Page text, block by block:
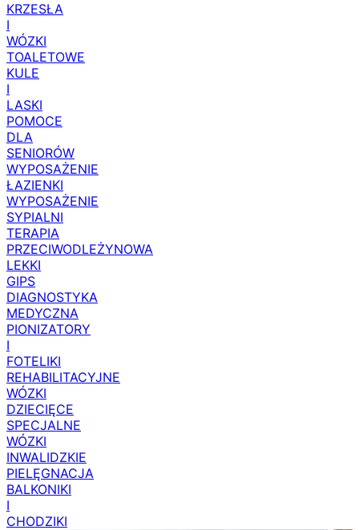
KRZESŁA
I
WÓZKI
TOALETOWE
KULE
I
LASKI
POMOCE
DLA
SENIORÓW
WYPOSAŻENIE
ŁAZIENKI
WYPOSAŻENIE
SYPIALNI
TERAPIA
PRZECIWODLEŻYNOWA
LEKKI
GIPS
DIAGNOSTYKA
MEDYCZNA
PIONIZATORY
I
FOTELIKI
REHABILITACYJNE
WÓZKI
DZIECIĘCE
SPECJALNE
WÓZKI
INWALIDZKIE
PIELĘGNACJA
BALKONIKI
I
CHODZIKI